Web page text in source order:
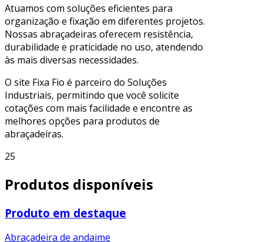
Atuamos com soluções eficientes para
organização e fixação em diferentes projetos.
Nossas abraçadeiras oferecem resistência,
durabilidade e praticidade no uso, atendendo
às mais diversas necessidades.
O site Fixa Fio é parceiro do Soluções
Industriais, permitindo que você solicite
cotações com mais facilidade e encontre as
melhores opções para produtos de
abraçadeiras.
25
Produtos disponíveis
Produto em destaque
Abraçadeira de andaime